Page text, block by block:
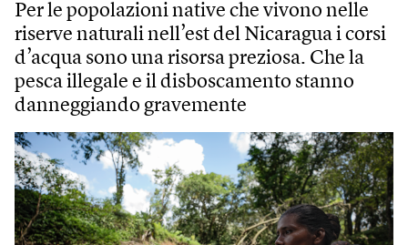
Per le popolazioni native che vivono nelle
riserve naturali nell’est del Nicaragua i corsi
d’acqua sono una risorsa preziosa. Che la
pesca illegale e il disboscamento stanno
danneggiando gravemente